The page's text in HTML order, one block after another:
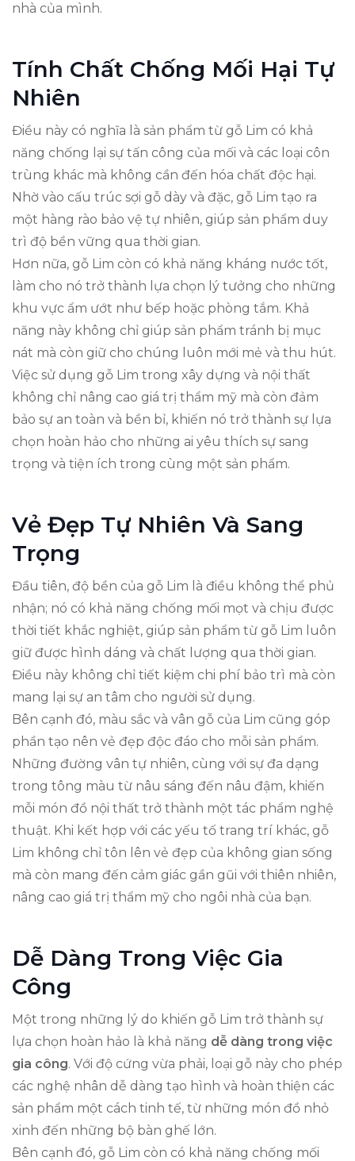
nhà của mình.
Tính Chất Chống Mối Hại Tự
Nhiên
Điều này có nghĩa là sản phẩm từ gỗ Lim có khả
năng chống lại sự tấn công của mối và các loại côn
trùng khác mà không cần đến hóa chất độc hại.
Nhờ vào cấu trúc sợi gỗ dày và đặc, gỗ Lim tạo ra
một hàng rào bảo vệ tự nhiên, giúp sản phẩm duy
trì độ bền vững qua thời gian.
Hơn nữa, gỗ Lim còn có khả năng kháng nước tốt,
làm cho nó trở thành lựa chọn lý tưởng cho những
khu vực ẩm ướt như bếp hoặc phòng tắm. Khả
năng này không chỉ giúp sản phẩm tránh bị mục
nát mà còn giữ cho chúng luôn mới mẻ và thu hút.
Việc sử dụng gỗ Lim trong xây dựng và nội thất
không chỉ nâng cao giá trị thẩm mỹ mà còn đảm
bảo sự an toàn và bền bỉ, khiến nó trở thành sự lựa
chọn hoàn hảo cho những ai yêu thích sự sang
trọng và tiện ích trong cùng một sản phẩm.
Vẻ Đẹp Tự Nhiên Và Sang
Trọng
Đầu tiên, độ bền của gỗ Lim là điều không thể phủ
nhận; nó có khả năng chống mối mọt và chịu được
thời tiết khắc nghiệt, giúp sản phẩm từ gỗ Lim luôn
giữ được hình dáng và chất lượng qua thời gian.
Điều này không chỉ tiết kiệm chi phí bảo trì mà còn
mang lại sự an tâm cho người sử dụng.
Bên cạnh đó, màu sắc và vân gỗ của Lim cũng góp
phần tạo nên vẻ đẹp độc đáo cho mỗi sản phẩm.
Những đường vân tự nhiên, cùng với sự đa dạng
trong tông màu từ nâu sáng đến nâu đậm, khiến
mỗi món đồ nội thất trở thành một tác phẩm nghệ
thuật. Khi kết hợp với các yếu tố trang trí khác, gỗ
Lim không chỉ tôn lên vẻ đẹp của không gian sống
mà còn mang đến cảm giác gần gũi với thiên nhiên,
nâng cao giá trị thẩm mỹ cho ngôi nhà của bạn.
Dễ Dàng Trong Việc Gia
Công
Một trong những lý do khiến gỗ Lim trở thành sự
lựa chọn hoàn hảo là khả năng dễ dàng trong việc
gia công. Với độ cứng vừa phải, loại gỗ này cho phép
các nghệ nhân dễ dàng tạo hình và hoàn thiện các
sản phẩm một cách tinh tế, từ những món đồ nhỏ
xinh đến những bộ bàn ghế lớn.
Bên cạnh đó, gỗ Lim còn có khả năng chống mối